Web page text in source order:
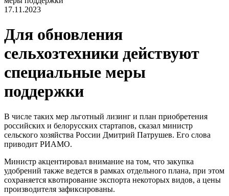
17.11.2023
Для обновления
сельхозтехники действуют
специальные меры
поддержки
В числе таких мер льготный лизинг и план приобретения
российских и белорусских стартапов, сказал министр
сельского хозяйства России Дмитрий Патрушев. Его слова
приводит РИАМО.
Министр акцентировал внимание на том, что закупка
удобрений также ведется в рамках отдельного плана, при этом
сохраняется квотирование экспорта некоторых видов, а цены
производителя зафиксированы.